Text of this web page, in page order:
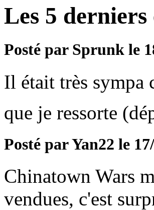
Les 5
Posté par Sprunk le
Il était très sympa
que je ressorte
Posté par Yan22 le
Chinatown Wars
vendues, c'est